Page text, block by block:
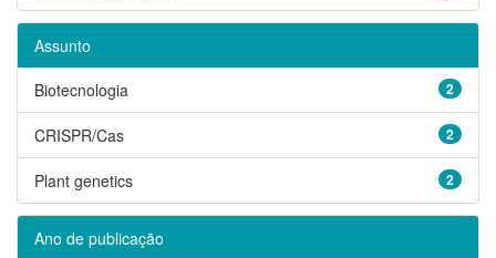
Assunto
2
Biotecnologia
2
CRISPR/Cas
2
Plant genetics
Ano de publicação